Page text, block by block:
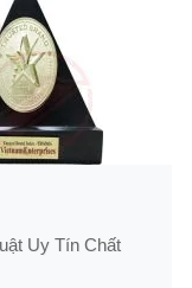
Uy Tín Chất